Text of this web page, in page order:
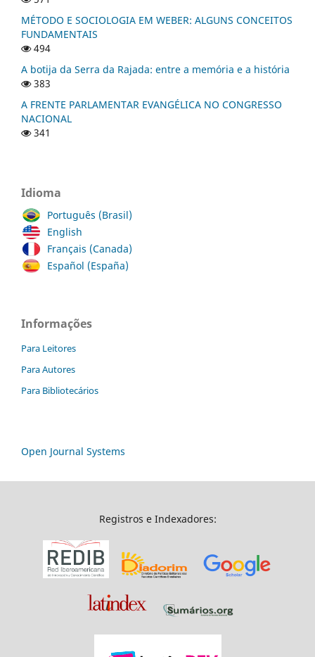
MÉTODO E SOCIOLOGIA EM WEBER: ALGUNS CONCEITOS
FUNDAMENTAIS
494
A botija da Serra da Rajada: entre a memória e a história
383
A FRENTE PARLAMENTAR EVANGÉLICA NO CONGRESSO
NACIONAL
341
Idioma
Português (Brasil)
English
Français (Canada)
Español (España)
Informações
Para Leitores
Para Autores
Para Bibliotecários
Open Journal Systems
Registros e Indexadores: